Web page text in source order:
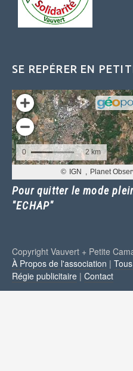
SE REPÉRER EN
Pour quitter le mode
"ECHAP"
Copyright Vauvert + Petite
À Propos de l'association |
Régie publicitaire | Contact